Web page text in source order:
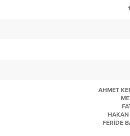
AHMET
HAKAN
FERİDE